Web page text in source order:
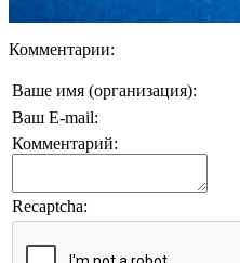
Комментарии:
Ваше имя (организация):
Ваш E-mail:
Комментарий:
Recaptcha: